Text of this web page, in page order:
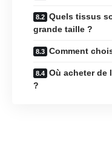
Quels tissus
grande taille ?
Comment
Où acheter de
?